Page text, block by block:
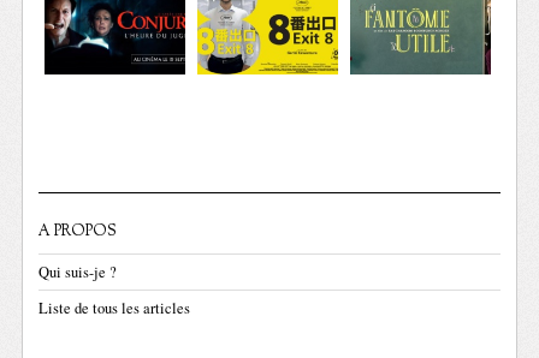
A PROPOS
Qui suis-je ?
Liste de tous les articles